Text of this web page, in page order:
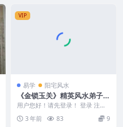
VIP
易学 阳宅风水
《金锁玉关》精英风水弟子培
训班绝密教材 184页 杨夫华
用户您好！请先登录！ 登录 注册
《金锁玉关》精英风水弟子培训班
绝密教材。184...
3 年前 83 9